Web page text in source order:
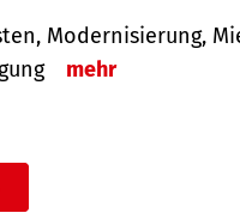
Modernisierung,
mehr